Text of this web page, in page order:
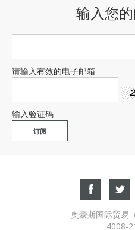
输入您
请输入有效的电子邮箱
输入验证码
奥豪斯国际贸易
4008-